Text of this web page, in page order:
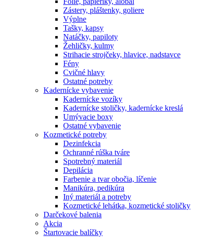
Zástery, pláštenky, goliere
Výplne
Tašky, kapsy
Natáčky, papiloty
Žehličky, kulmy
Strihacie strojčeky, hlavice, nadstavce
Fény
Cvičné hlavy
Ostatné potreby
Kadernícke vybavenie
Kadernícke vozíky
Kadernícke stoličky, kadernícke kreslá
Umývacie boxy
Ostatné vybavenie
Kozmetické potreby
Dezinfekcia
Ochranné rúška tváre
Spotrebný materiál
Depilácia
Farbenie a tvar obočia, líčenie
Manikúra, pedikúra
Iný materiál a potreby
Kozmetické lehátka, kozmetické stoličky
Darčekové balenia
Akcia
Štartovacie balíčky